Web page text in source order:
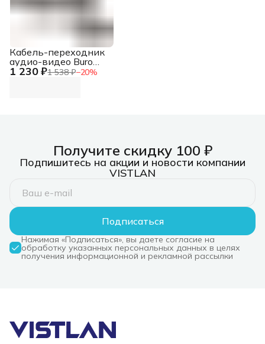
1 230 ₽1 538 ₽−20%
Кабель-переходник
аудио-видео Buro
USB Type-C
Получите скидку 100 ₽
Подпишитесь на акции и новости компании
VISTLAN
Подписаться
Нажимая «Подписаться», вы даете согласие на
обработку указанных персональных данных в целях
получения информационной и рекламной рассылки